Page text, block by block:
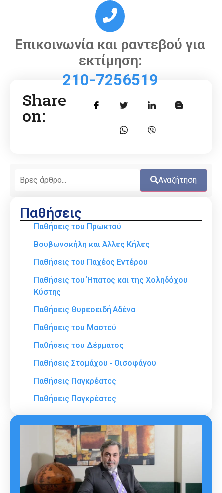
Επικοινωνία και ραντεβού για
εκτίμηση:
210-7256519
Share
on:
Αναζήτηση
Παθήσεις
Παθήσεις του Πρωκτού
Βουβωνοκήλη και Άλλες Κήλες
Παθήσεις του Παχέος Εντέρου
Παθήσεις του Ήπατος και της Χοληδόχου
Κύστης
Παθήσεις Θυρεοειδή Αδένα
Παθήσεις του Μαστού
Παθήσεις του Δέρματος
Παθήσεις Στομάχου - Οισοφάγου
Παθήσεις Παγκρέατος
Παθήσεις Παγκρέατος